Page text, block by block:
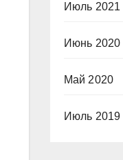
Июль 2021
Июнь 2020
Май 2020
Июль 2019